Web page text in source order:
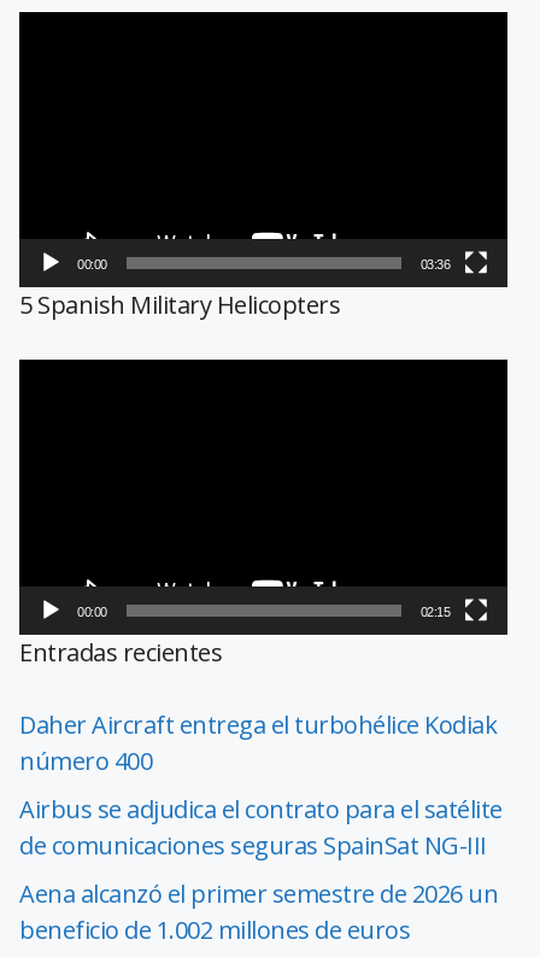
00:00 03:36
5 Spanish Military Helicopters
00:00 02:15
Entradas recientes
Daher Aircraft entrega el turbohélice Kodiak
número 400
Airbus se adjudica el contrato para el satélite
de comunicaciones seguras SpainSat NG-III
Aena alcanzó el primer semestre de 2026 un
beneficio de 1.002 millones de euros